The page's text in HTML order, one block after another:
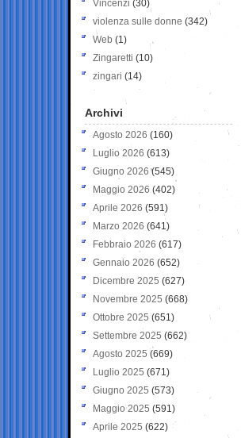
Vincenzi (30)
violenza sulle donne (342)
Web (1)
Zingaretti (10)
zingari (14)
Archivi
Agosto 2026 (160)
Luglio 2026 (613)
Giugno 2026 (545)
Maggio 2026 (402)
Aprile 2026 (591)
Marzo 2026 (641)
Febbraio 2026 (617)
Gennaio 2026 (652)
Dicembre 2025 (627)
Novembre 2025 (668)
Ottobre 2025 (651)
Settembre 2025 (662)
Agosto 2025 (669)
Luglio 2025 (671)
Giugno 2025 (573)
Maggio 2025 (591)
Aprile 2025 (622)